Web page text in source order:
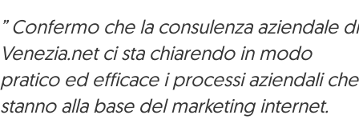
” Confermo che la consulenza aziendale di
Venezia.net ci sta chiarendo in modo
pratico ed efficace i processi aziendali che
stanno alla base del marketing internet.